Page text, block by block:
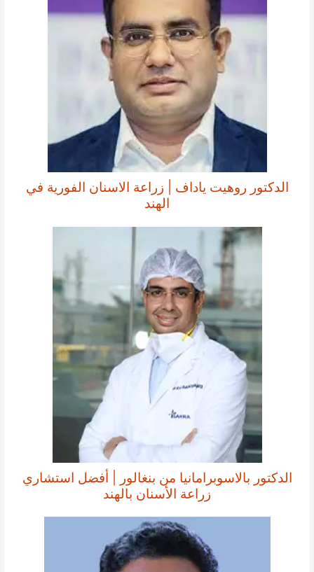
الدكتور روهيت ياداف | زراعة الاسنان الفورية في
الهند
الدكتور بالاسوبرامانيا من بنغالور | أفضل استشاري
زراعة الأسنان بالهند